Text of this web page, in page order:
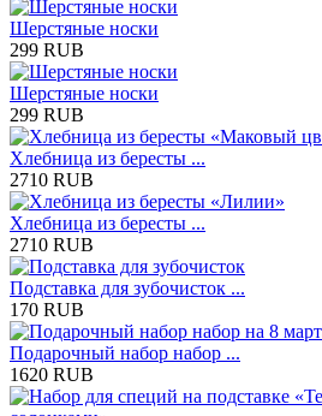
Шерстяные носки
299 RUB
Шерстяные носки
299 RUB
Хлебница из бересты ...
2710 RUB
Хлебница из бересты ...
2710 RUB
Подставка для зубочисток ...
170 RUB
Подарочный набор набор ...
1620 RUB